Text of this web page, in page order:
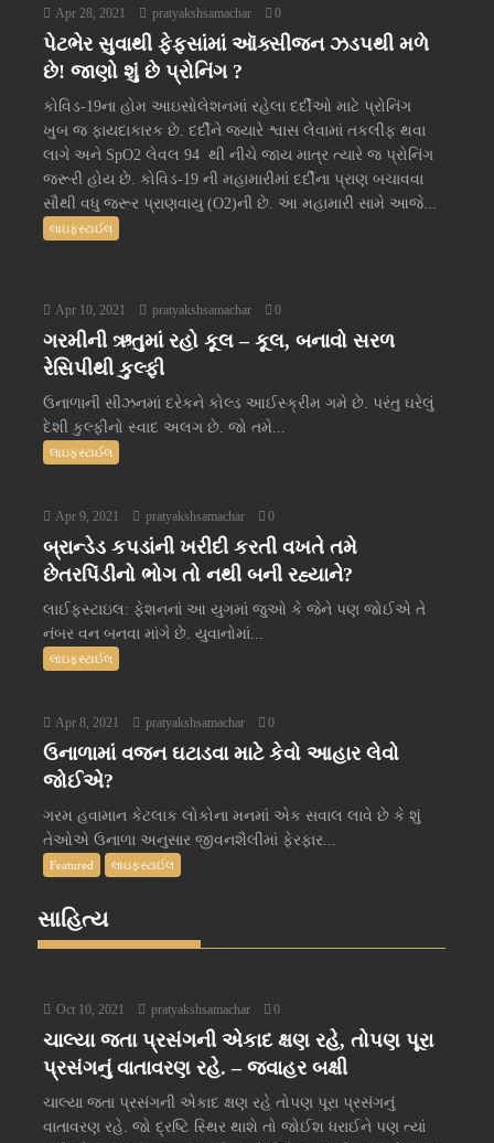
Apr 28, 2021 pratyakshsamachar 0
પેટભેર સુવાથી ફેફસાંમાં ઑક્સીજન ઝડપથી મળે
છે! જાણો શું છે પ્રોનિંગ ?
કોવિડ-19ના હોમ આઇસોલેશનમાં રહેલા દર્દીઓ માટે પ્રોનિંગ
ખુબ જ ફાયદાકારક છે. દર્દીને જ્યારે શ્વાસ લેવામાં તકલીફ થવા
લાગે અને SpO2 લેવલ 94 થી નીચે જાય માત્ર ત્યારે જ પ્રોનિંગ
જરૂરી હોય છે. કોવિડ-19 ની મહામારીમાં દર્દીના પ્રાણ બચાવવા
સૌથી વધુ જરૂર પ્રાણવાયુ (O2)ની છે. આ મહામારી સામે આજે...
લાઇફસ્ટાઈલ
Apr 10, 2021 pratyakshsamachar 0
ગરમીની ઋતુમાં રહો કૂલ – કૂલ, બનાવો સરળ
રેસિપીથી કુલ્ફી
ઉનાળાની સીઝનમાં દરેકને કોલ્ડ આઈસ્ક્રીમ ગમે છે. પરંતુ ઘરેલું
દેશી કુલ્ફીનો સ્વાદ અલગ છે. જો તમે...
લાઇફસ્ટાઈલ
Apr 9, 2021 pratyakshsamachar 0
બ્રાન્ડેડ કપડાંની ખરીદી કરતી વખતે તમે
છેતરપિંડીનો ભોગ તો નથી બની રહ્યાને?
લાઈફસ્ટાઇલ: ફેશનનાં આ યુગમાં જુઓ કે જેને પણ જોઈએ તે
નંબર વન બનવા માંગે છે. યુવાનોમાં...
લાઇફસ્ટાઈલ
Apr 8, 2021 pratyakshsamachar 0
ઉનાળામાં વજન ઘટાડવા માટે કેવો આહાર લેવો
જોઈએ?
ગરમ હવામાન કેટલાક લોકોના મનમાં એક સવાલ લાવે છે કે શું
તેઓએ ઉનાળા અનુસાર જીવનશૈલીમાં ફેરફાર...
Featured લાઇફસ્ટાઈલ
સાહિત્ય
Oct 10, 2021 pratyakshsamachar 0
ચાલ્યા જતા પ્રસંગની એકાદ ક્ષણ રહે, તોપણ પૂરા
પ્રસંગનું વાતાવરણ રહે. – જવાહર બક્ષી
ચાલ્યા જતા પ્રસંગની એકાદ ક્ષણ રહે તોપણ પૂરા પ્રસંગનું
વાતાવરણ રહે. જો દ્રષ્ટિ સ્થિર થાશે તો જોઈશ ધરાઈને પણ ત્યાં